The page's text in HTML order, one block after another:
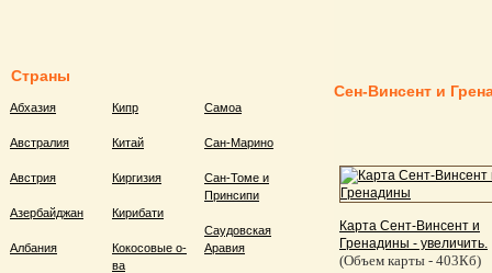
Страны
Абхазия
Австралия
Австрия
Азербайджан
Албания
Кипр
Китай
Киргизия
Кирибати
Кокосовые о-
ва
Самоа
Сан-Марино
Сан-Томе и
Принсипи
Саудовская
Аравия
Сен-Винсент и
Карта Сент-Винсент и
Гренадины - увеличить.
(Объем карты - 403Кб)